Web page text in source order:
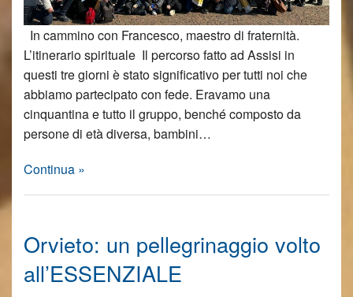
In cammino con Francesco, maestro di fraternità.
L’itinerario spirituale Il percorso fatto ad Assisi in
questi tre giorni è stato significativo per tutti noi che
abbiamo partecipato con fede. Eravamo una
cinquantina e tutto il gruppo, benché composto da
persone di età diversa, bambini…
Continua »
Orvieto: un pellegrinaggio volto
all’ESSENZIALE